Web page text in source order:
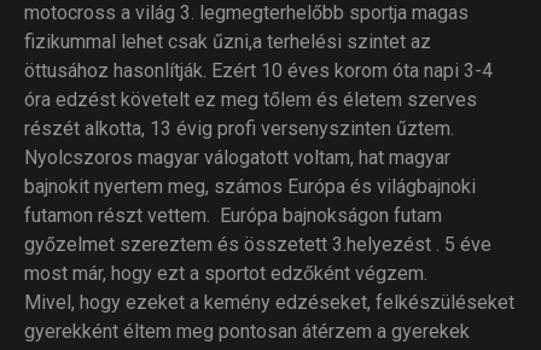
motocross a világ 3. legmegterhelőbb sportja magas
fizikummal lehet csak űzni,a terhelési szintet az
öttusához hasonlítják. Ezért 10 éves korom óta napi 3-4
óra edzést követelt ez meg tőlem és életem szerves
részét alkotta, 13 évig profi versenyszinten űztem.
Nyolcszoros magyar válogatott voltam, hat magyar
bajnokit nyertem meg, számos Európa és világbajnoki
futamon részt vettem. Európa bajnokságon futam
győzelmet szereztem és összetett 3.helyezést . 5 éve
most már, hogy ezt a sportot edzőként végzem.
Mivel, hogy ezeket a kemény edzéseket, felkészüléseket
gyerekként éltem meg pontosan átérzem a gyerekek